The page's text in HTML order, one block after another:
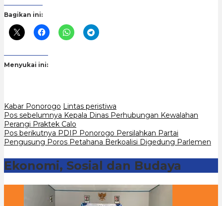
Bagikan ini:
Menyukai ini:
Kabar Ponorogo Lintas peristiwa
Navigasi
pos
Pos sebelumnya Kepala Dinas Perhubungan Kewalahan
Perangi Praktek Calo
Pos berikutnya PDIP Ponorogo Persilahkan Partai
Pengusung Poros Petahana Berkoalisi Digedung Parlemen
Ekonomi, Sosial dan Budaya